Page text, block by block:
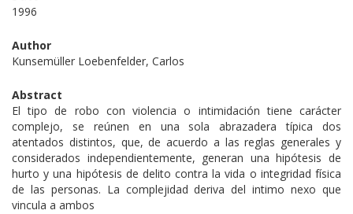
1996
Author
Kunsemüller Loebenfelder, Carlos
Abstract
El tipo de robo con violencia o intimidación tiene carácter
complejo, se reúnen en una sola abrazadera típica dos
atentados distintos, que, de acuerdo a las reglas generales y
considerados independientemente, generan una hipótesis de
hurto y una hipótesis de delito contra la vida o integridad física
de las personas. La complejidad deriva del intimo nexo que
vincula a ambos